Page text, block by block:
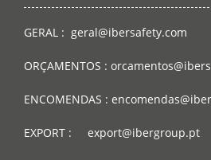
GERAL : geral@ibersafety.com
ORÇAMENTOS :
ENCOMENDAS :
EXPORT : export@ibergroup.pt